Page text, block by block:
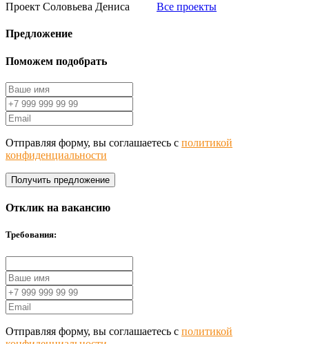
Проект Соловьева Дениса
Все проекты
Предложение
Поможем подобрать
Отправляя форму, вы соглашаетесь с политикой
конфиденциальности
Получить предложение
Отклик на вакансию
Требования:
Отправляя форму, вы соглашаетесь с политикой